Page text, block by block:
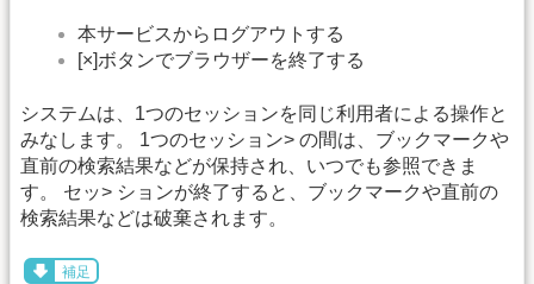
本サービスからログアウトする
[×]ボタンでブラウザーを終了する
システムは、1つのセッションを同じ利用者による操作と
みなします。 1つのセッション> の間は、ブックマークや
直前の検索結果などが保持され、いつでも参照できま
す。 セッ> ションが終了すると、ブックマークや直前の
検索結果などは破棄されます。
補足